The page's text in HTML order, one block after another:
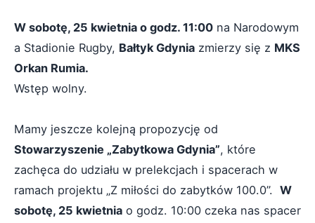
W sobotę, 25 kwietnia o godz. 11:00 na Narodowym
a Stadionie Rugby, Bałtyk Gdynia zmierzy się z MKS
Orkan Rumia.
Wstęp wolny.
Mamy jeszcze kolejną propozycję od
Stowarzyszenie „Zabytkowa Gdynia”, które
zachęca do udziału w prelekcjach i spacerach w
ramach projektu „Z miłości do zabytków 100.0”. W
sobotę, 25 kwietnia o godz. 10:00 czeka nas spacer